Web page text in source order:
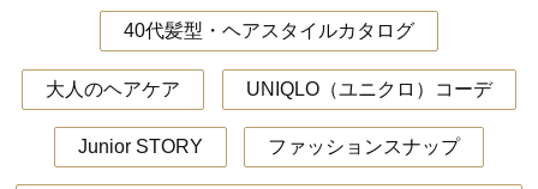
40代髪型・ヘアスタイルカタログ
大人のヘアケア UNIQLO（ユニクロ）コーデ
Junior STORY ファッションスナップ